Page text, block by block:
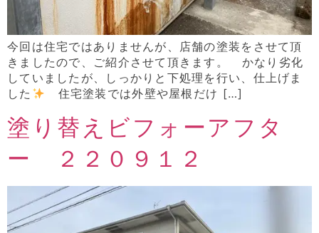
今回は住宅ではありませんが、店舗の塗装をさせて頂
きましたので、ご紹介させて頂きます。 かなり劣化
していましたが、しっかりと下処理を行い、仕上げま
した
住宅塗装では外壁や屋根だけ […]
塗り替えビフォーアフタ
ー ２２０９１２